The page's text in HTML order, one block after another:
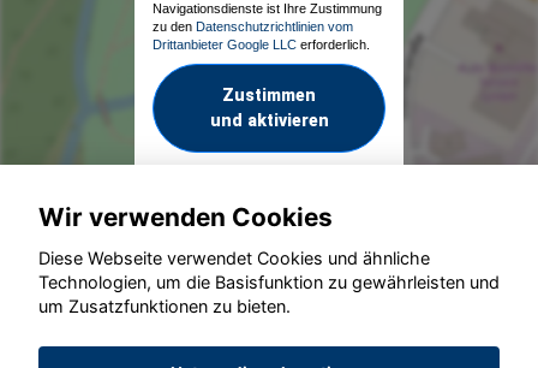
Navigationsdienste ist Ihre Zustimmung
zu den Datenschutzrichtlinien vom
Drittanbieter Google LLC erforderlich.
Zustimmen
und aktivieren
© konjunkturmotor.de GmbH 2020 - 2026
Wir verwenden Cookies
Diese Webseite verwendet Cookies und ähnliche
Technologien, um die Basisfunktion zu gewährleisten und
um Zusatzfunktionen zu bieten.